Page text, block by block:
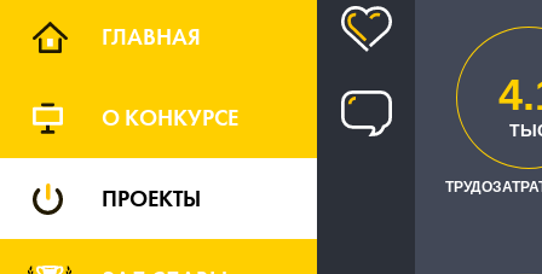
ГЛАВНАЯ
О КОНКУРСЕ
ПРОЕКТЫ